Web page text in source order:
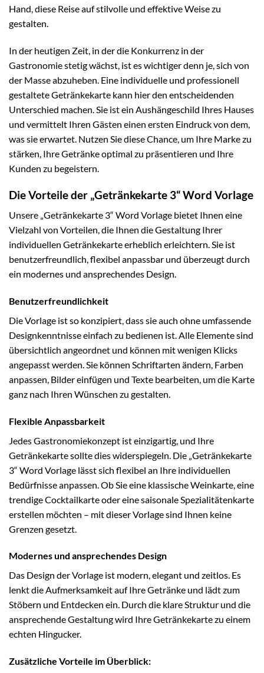
Hand, diese Reise auf stilvolle und effektive Weise zu
gestalten.
In der heutigen Zeit, in der die Konkurrenz in der
Gastronomie stetig wächst, ist es wichtiger denn je, sich von
der Masse abzuheben. Eine individuelle und professionell
gestaltete Getränkekarte kann hier den entscheidenden
Unterschied machen. Sie ist ein Aushängeschild Ihres Hauses
und vermittelt Ihren Gästen einen ersten Eindruck von dem,
was sie erwartet. Nutzen Sie diese Chance, um Ihre Marke zu
stärken, Ihre Getränke optimal zu präsentieren und Ihre
Kunden zu begeistern.
Die Vorteile der „Getränkekarte 3“ Word Vorlage
Unsere „Getränkekarte 3“ Word Vorlage bietet Ihnen eine
Vielzahl von Vorteilen, die Ihnen die Gestaltung Ihrer
individuellen Getränkekarte erheblich erleichtern. Sie ist
benutzerfreundlich, flexibel anpassbar und überzeugt durch
ein modernes und ansprechendes Design.
Benutzerfreundlichkeit
Die Vorlage ist so konzipiert, dass sie auch ohne umfassende
Designkenntnisse einfach zu bedienen ist. Alle Elemente sind
übersichtlich angeordnet und können mit wenigen Klicks
angepasst werden. Sie können Schriftarten ändern, Farben
anpassen, Bilder einfügen und Texte bearbeiten, um die Karte
ganz nach Ihren Wünschen zu gestalten.
Flexible Anpassbarkeit
Jedes Gastronomiekonzept ist einzigartig, und Ihre
Getränkekarte sollte dies widerspiegeln. Die „Getränkekarte
3“ Word Vorlage lässt sich flexibel an Ihre individuellen
Bedürfnisse anpassen. Ob Sie eine klassische Weinkarte, eine
trendige Cocktailkarte oder eine saisonale Spezialitätenkarte
erstellen möchten – mit dieser Vorlage sind Ihnen keine
Grenzen gesetzt.
Modernes und ansprechendes Design
Das Design der Vorlage ist modern, elegant und zeitlos. Es
lenkt die Aufmerksamkeit auf Ihre Getränke und lädt zum
Stöbern und Entdecken ein. Durch die klare Struktur und die
ansprechende Gestaltung wird Ihre Getränkekarte zu einem
echten Hingucker.
Zusätzliche Vorteile im Überblick: